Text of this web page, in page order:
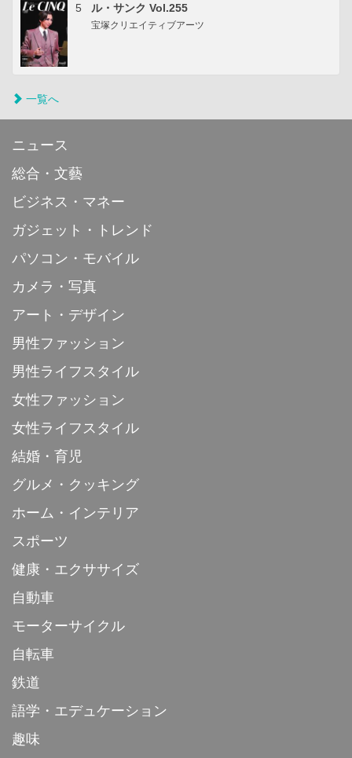
5 ル・サンク Vol.255
宝塚クリエイティブアーツ
一覧へ
ニュース
総合・文藝
ビジネス・マネー
ガジェット・トレンド
パソコン・モバイル
カメラ・写真
アート・デザイン
男性ファッション
男性ライフスタイル
女性ファッション
女性ライフスタイル
結婚・育児
グルメ・クッキング
ホーム・インテリア
スポーツ
健康・エクササイズ
自動車
モーターサイクル
自転車
鉄道
語学・エデュケーション
趣味